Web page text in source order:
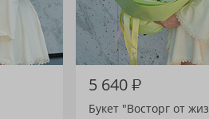
5 640₽
Букет "Восторг от